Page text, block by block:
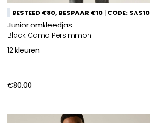
BESTEED €80, BESPAAR €10 | CODE: SAS10
Junior omkleedjas
Black Camo Persimmon
12 kleuren
€80.00